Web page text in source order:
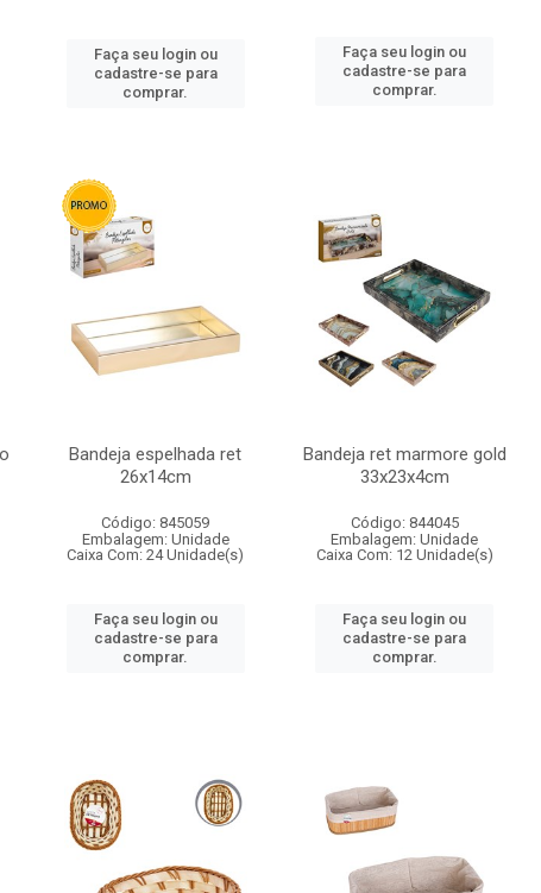
Faça seu login ou
cadastre-se para
comprar.
Faça seu login ou
cadastre-se para
comprar.
Bandeja espelhada ret
26x14cm
Código: 845059
Embalagem: Unidade
Caixa Com: 24 Unidade(s)
Faça seu login ou
cadastre-se para
comprar.
Bandeja ret marmore gold
33x23x4cm
Código: 844045
Embalagem: Unidade
Caixa Com: 12 Unidade(s)
Faça seu login ou
cadastre-se para
comprar.